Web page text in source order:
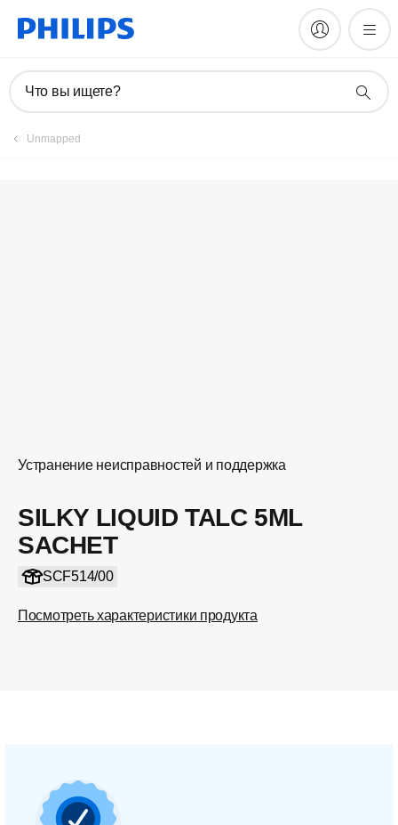
Что вы ищете?
Unmapped
Устранение неисправностей и поддержка
SILKY LIQUID TALC 5ML
SACHET
SCF514/00
Посмотреть характеристики продукта
Зарегистрировать продукт